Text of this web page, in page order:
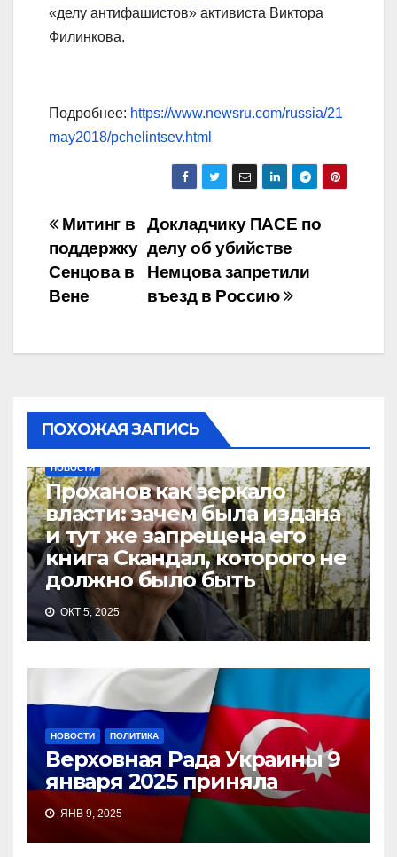
«делу антифашистов» активиста Виктора
Филинкова.
Подробнее: https://www.newsru.com/russia/21
may2018/pchelintsev.html
Навигация
по
записям
Докладчику ПАСЕ по
делу об убийстве
Немцова запретили
въезд в Россию
Митинг в
поддержку
Сенцова в
Вене
ПОХОЖАЯ ЗАПИСЬ
НОВОСТИ
Проханов как зеркало
власти: зачем была издана
и тут же запрещена его
книга Скандал, которого не
должно было быть
ОКТ 5, 2025
НОВОСТИ ПОЛИТИКА
Верховная Рада Украины 9
января 2025 приняла
ЯНВ 9, 2025